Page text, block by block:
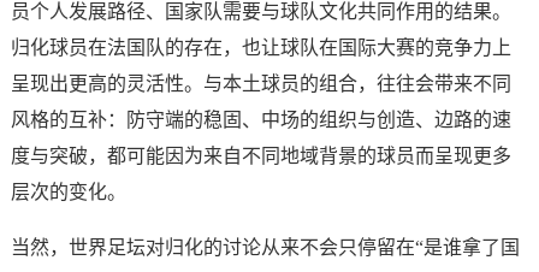
员个人发展路径、国家队需要与球队文化共同作用的结果。
归化球员在法国队的存在，也让球队在国际大赛的竞争力上
呈现出更高的灵活性。与本土球员的组合，往往会带来不同
风格的互补：防守端的稳固、中场的组织与创造、边路的速
度与突破，都可能因为来自不同地域背景的球员而呈现更多
层次的变化。
当然，世界足坛对归化的讨论从来不会只停留在“是谁拿了国